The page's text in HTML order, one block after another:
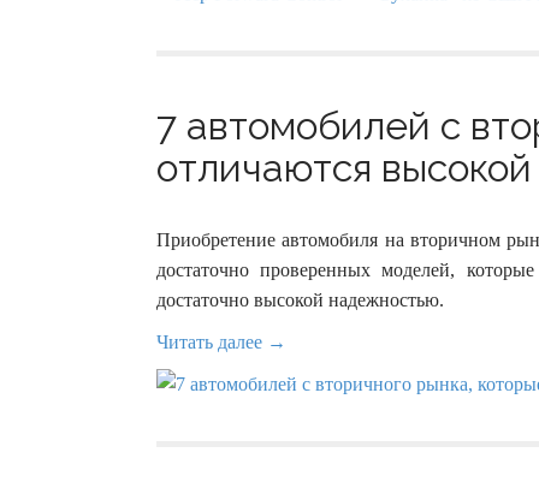
7 автомобилей с
отличаются
Приобретение автомобиля на вторичном
достаточно проверенных моделей,
достаточно высокой надежностью.
Читать далее →